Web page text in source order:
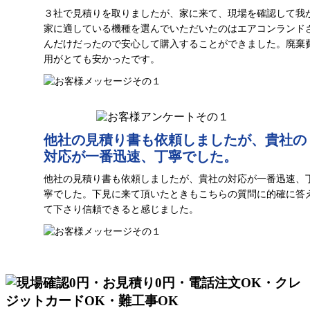
３社で見積りを取りましたが、家に来て、現場を確認して我
家に適している機種を選んでいただいたのはエアコンランド
んだけだったので安心して購入することができました。廃棄
用がとても安かったです。
他社の見積り書も依頼しましたが、 貴社の
対応が一番迅速、丁寧でした。
他社の見積り書も依頼しましたが、貴社の対応が一番迅速、
寧でした。下見に来て頂いたときもこちらの質問に的確に答
て下さり信頼できると感じました。